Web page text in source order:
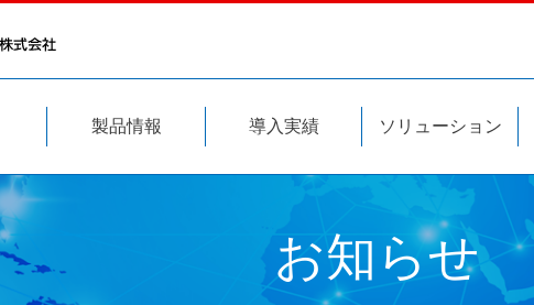
製品情報 導入実績 ソリューション
お知らせ